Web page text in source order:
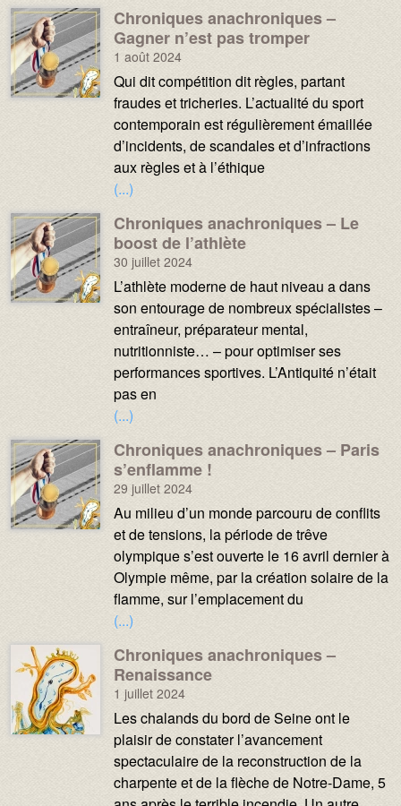
Média :
Image :
Chroniques anachroniques –
Gagner n’est pas tromper
1 août 2024
Texte :
Qui dit compétition dit règles, partant
fraudes et tricheries. L’actualité du sport
contemporain est régulièrement émaillée
d’incidents, de scandales et d’infractions
aux règles et à l’éthique
(...)
Média :
Image :
Chroniques anachroniques – Le
boost de l’athlète
30 juillet 2024
Texte :
L’athlète moderne de haut niveau a dans
son entourage de nombreux spécialistes –
entraîneur, préparateur mental,
nutritionniste… – pour optimiser ses
performances sportives. L’Antiquité n’était
pas en
(...)
Média :
Image :
Chroniques anachroniques – Paris
s’enflamme !
29 juillet 2024
Texte :
Au milieu d’un monde parcouru de conflits
et de tensions, la période de trêve
olympique s’est ouverte le 16 avril dernier à
Olympie même, par la création solaire de la
flamme, sur l’emplacement du
(...)
Média :
Image :
Chroniques anachroniques –
Renaissance
1 juillet 2024
Texte :
Les chalands du bord de Seine ont le
plaisir de constater l’avancement
spectaculaire de la reconstruction de la
charpente et de la flèche de Notre-Dame, 5